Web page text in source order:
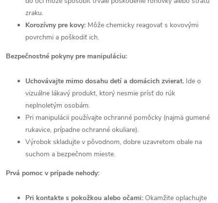
zraku.
Korozívny pre kovy: Môže chemicky reagovať s kovovými
povrchmi a poškodiť ich.
Bezpečnostné pokyny pre manipuláciu:
Uchovávajte mimo dosahu detí a domácich zvierat. Ide o
vizuálne lákavý produkt, ktorý nesmie prísť do rúk
neplnoletým osobám.
Pri manipulácii používajte ochranné pomôcky (najmä gumené
rukavice, prípadne ochranné okuliare).
Výrobok skladujte v pôvodnom, dobre uzavretom obale na
suchom a bezpečnom mieste.
Prvá pomoc v prípade nehody:
Pri kontakte s pokožkou alebo očami: Okamžite oplachujte